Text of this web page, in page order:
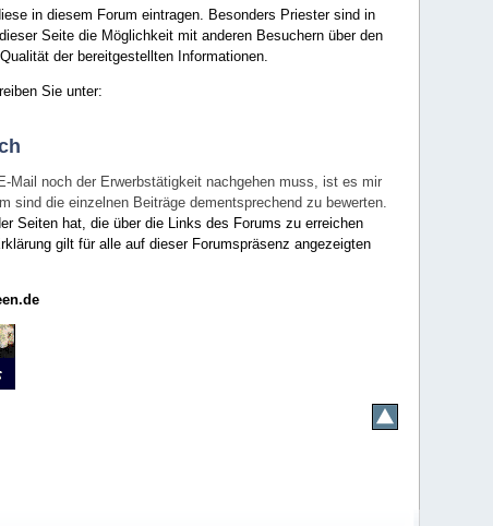
in diesem Forum eintragen. Besonders Priester sind in
Seite die Möglichkeit mit anderen Besuchern über den
der bereitgestellten Informationen.
Sie unter:
Mail noch der Erwerbstätigkeit nachgehen muss, ist es mir
sind die einzelnen Beiträge dementsprechend zu bewerten.
Seiten hat, die über die Links des Forums zu erreichen
gilt für alle auf dieser Forumspräsenz angezeigten